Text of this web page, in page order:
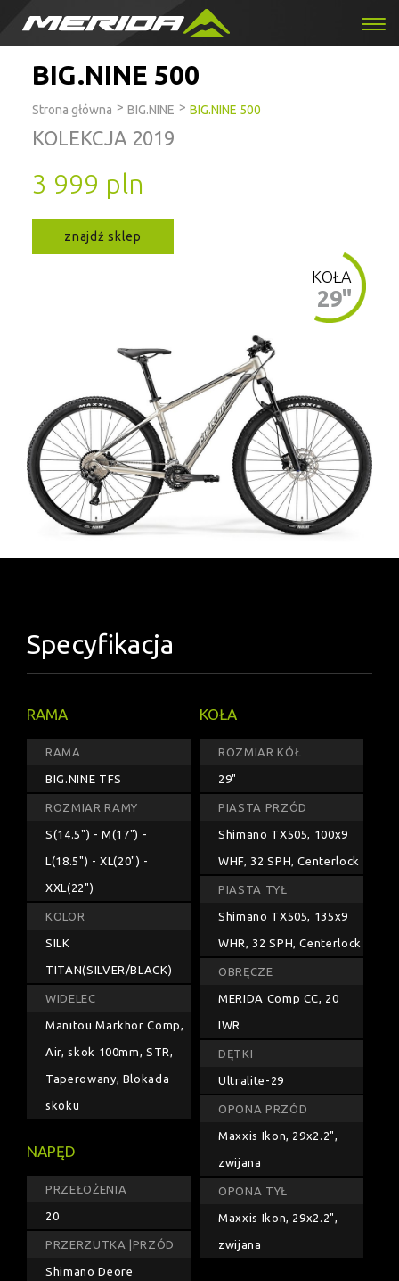
BIG.NINE 500
Strona główna > BIG.NINE > BIG.NINE 500
KOLEKCJA 2019
3 999 pln
znajdź sklep
KOŁA
29"
Specyfikacja
RAMA
RAMA
BIG.NINE TFS
ROZMIAR RAMY
S(14.5") - M(17") -
L(18.5") - XL(20") -
XXL(22")
KOLOR
SILK
TITAN(SILVER/BLACK)
WIDELEC
Manitou Markhor Comp,
Air, skok 100mm, STR,
Taperowany, Blokada
skoku
NAPĘD
PRZEŁOŻENIA
20
PRZERZUTKA |PRZÓD
Shimano Deore
KOŁA
ROZMIAR KÓŁ
29"
PIASTA PRZÓD
Shimano TX505, 100x9
WHF, 32 SPH, Centerlock
PIASTA TYŁ
Shimano TX505, 135x9
WHR, 32 SPH, Centerlock
OBRĘCZE
MERIDA Comp CC, 20
IWR
DĘTKI
Ultralite-29
OPONA PRZÓD
Maxxis Ikon, 29x2.2",
zwijana
OPONA TYŁ
Maxxis Ikon, 29x2.2",
zwijana